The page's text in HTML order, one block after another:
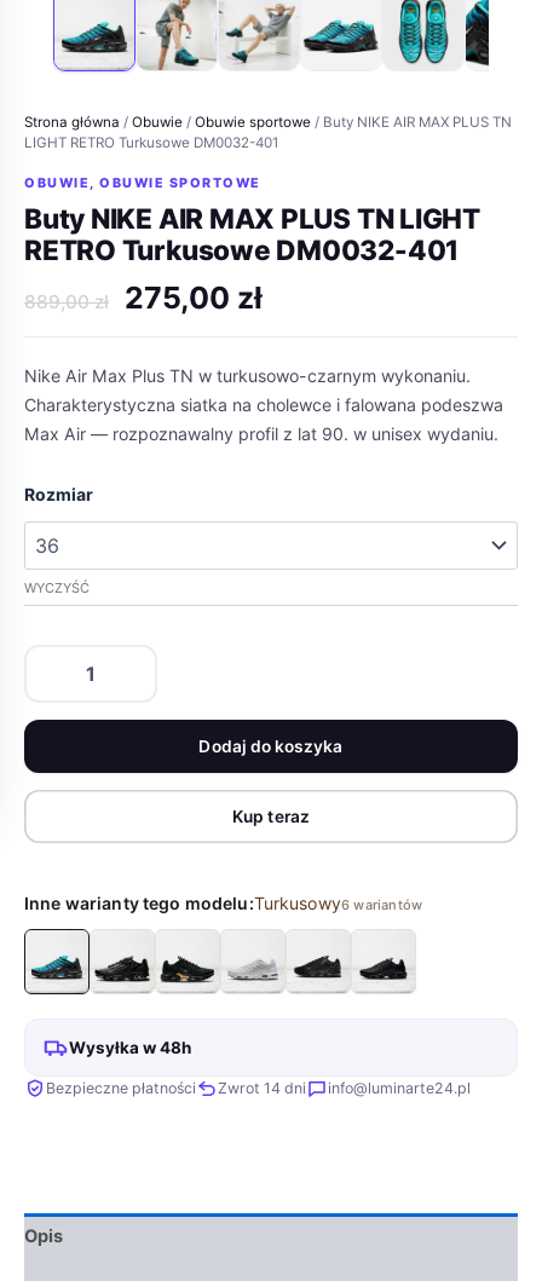
Strona główna / Obuwie / Obuwie sportowe / Buty NIKE AIR MAX PLUS TN
LIGHT RETRO Turkusowe DM0032-401
OBUWIE ,OBUWIE SPORTOWE
Buty NIKE AIR MAX PLUS TN LIGHT
RETRO Turkusowe DM0032-401
889,00zł
Pierwotna
cena
889,00 zł.
275,00 złAktualna
275,00 zł.
Nike Air Max Plus TN w turkusowo-czarnym wykonaniu.
Charakterystyczna siatka na cholewce i falowana podeszwa
Max Air — rozpoznawalny profil z lat 90. w unisex wydaniu.
Rozmiar
WYCZYŚĆ
AIR
PLUS
TN
RETRO
DM0032-
Dodaj do koszyka
Kup teraz
Inne warianty tego modelu:Turkusowy6 wariantów
Wysyłka w 48h
Bezpieczne płatności Zwrot 14 dni info@luminarte24.pl
Opis